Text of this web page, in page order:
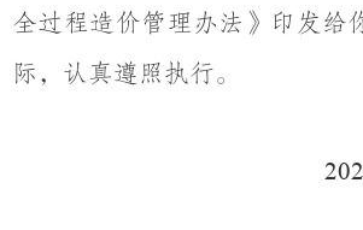
全过程造价管理办法》印发给
际，认真遵照执行。